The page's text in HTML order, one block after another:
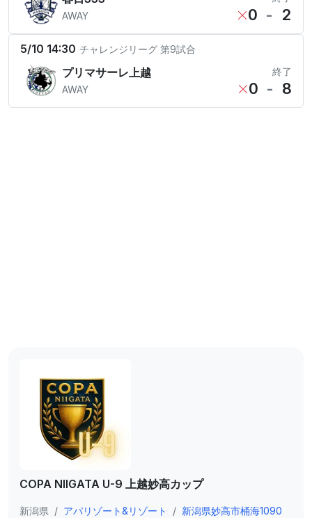
AWAY 0 - 2
5/10 14:30 チャレンジリーグ 第9試合
プリマサーレ上越
AWAY
終了
0 - 8
COPA NIIGATA U-9 上越妙高カップ
新潟県 / アパリゾート&リゾート / 新潟県妙高市桶海1090